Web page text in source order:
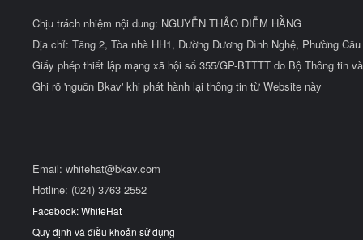
Chịu trách nhiệm nội dung: NGUYỄN THẢO DIỄM HẰNG
Địa chỉ: Tầng 2, Tòa nhà HH1, Đường Dương Đình Nghệ, Phường
Giấy phép thiết lập mạng xã hội số 355/GP-BTTTT do Bộ Thông tin
Ghi rõ 'nguồn Bkav' khi phát hành lại thông tin từ Website này
Email: whitehat@bkav.com
Hotline: (024) 3763 2552
Facebook: WhiteHat
Quy định và điều khoản sử dụng